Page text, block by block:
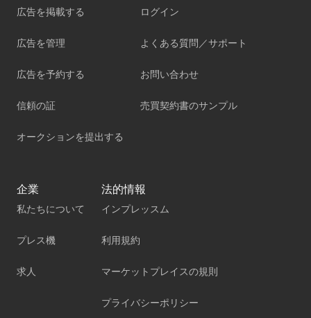
広告を掲載する
広告を管理
広告を予約する
信頼の証
オークションを提出する
ログイン
よくある質問／サポート
お問い合わせ
売買契約書のサンプル
企業
私たちについて
プレス機
求人
法的情報
インプレッスム
利用規約
マーケットプレイスの規則
プライバシーポリシー